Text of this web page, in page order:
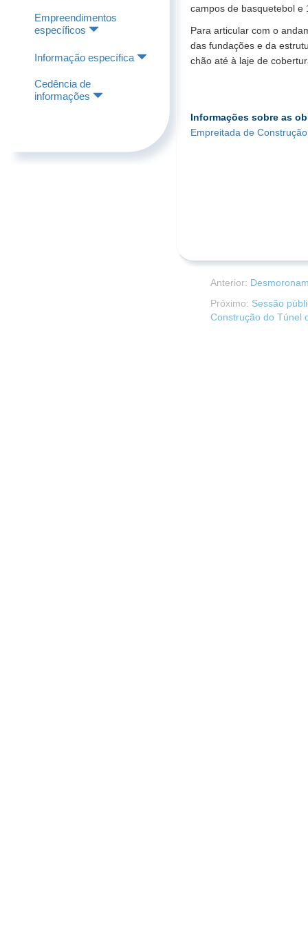
Empreendimentos
específicos
Informação específica
Cedência de
informações
campos de basquetebol e
Para articular com o
das fundações e da
chão até à laje de
Informações sobre as
Empreitada de
Anterior:
Próximo: Sessão
Construção do Túnel